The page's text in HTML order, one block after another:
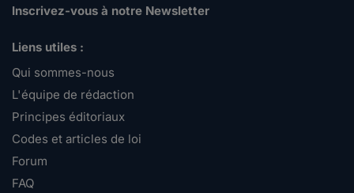
Inscrivez-vous à notre Newsletter
Liens utiles :
Qui sommes-nous
L'équipe de rédaction
Principes éditoriaux
Codes et articles de loi
Forum
FAQ